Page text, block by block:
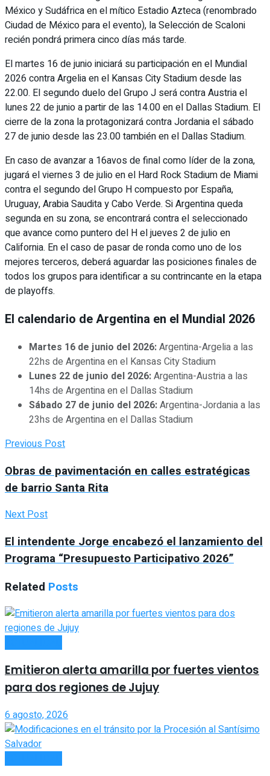
México y Sudáfrica en el mítico Estadio Azteca (renombrado
Ciudad de México para el evento), la Selección de Scaloni
recién pondrá primera cinco días más tarde.
El martes 16 de junio iniciará su participación en el Mundial
2026 contra Argelia en el Kansas City Stadium desde las
22.00. El segundo duelo del Grupo J será contra Austria el
lunes 22 de junio a partir de las 14.00 en el Dallas Stadium. El
cierre de la zona la protagonizará contra Jordania el sábado
27 de junio desde las 23.00 también en el Dallas Stadium.
En caso de avanzar a 16avos de final como líder de la zona,
jugará el viernes 3 de julio en el Hard Rock Stadium de Miami
contra el segundo del Grupo H compuesto por España,
Uruguay, Arabia Saudita y Cabo Verde. Si Argentina queda
segunda en su zona, se encontrará contra el seleccionado
que avance como puntero del H el jueves 2 de julio en
California. En el caso de pasar de ronda como uno de los
mejores terceros, deberá aguardar las posiciones finales de
todos los grupos para identificar a su contrincante en la etapa
de playoffs.
El calendario de Argentina en el Mundial 2026
Martes 16 de junio del 2026:Argentina-Argelia a las
22hs de Argentina en el Kansas City Stadium
Lunes 22 de junio del 2026:Argentina-Austria a las
14hs de Argentina en el Dallas Stadium
Sábado 27 de junio del 2026:Argentina-Jordania a las
23hs de Argentina en el Dallas Stadium
Previous Post
Obras de pavimentación en calles estratégicas
de barrio Santa Rita
Next Post
El intendente Jorge encabezó el lanzamiento del
Programa “Presupuesto Participativo 2026”
Related Posts
Emitieron alerta amarilla por fuertes vientos
para dos regiones de Jujuy
6 agosto, 2026